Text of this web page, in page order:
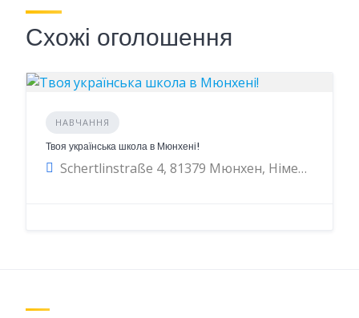
Схожі оголошення
НАВЧАННЯ
Твоя українська школа в Мюнхені!
Schertlinstraße 4, 81379 Мюнхен, Німеччина